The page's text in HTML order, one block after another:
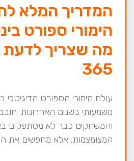
המדריך המלא
הימורי ספורט
מה שצריך לדעת
365
עולם הימורי הספורט
משמעותי בשנים האחרונות.
והמשחקים כבר לא מסתפקים
המצומצמות, אלא מחפשים את